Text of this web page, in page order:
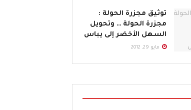
توثيق مجزرة الحولة :
مجزرة الحولة … وتحويل
السهل الأخضر إلى يباس
مايو 29, 2012